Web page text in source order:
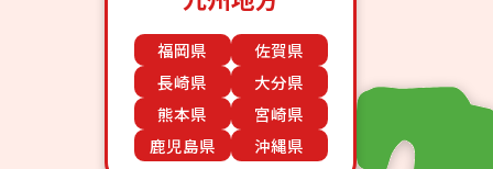
福岡県
佐賀県
長崎県
大分県
熊本県
宮崎県
鹿児島県
沖縄県